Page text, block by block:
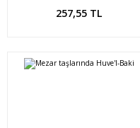
257,55 TL
Sepete Ekle